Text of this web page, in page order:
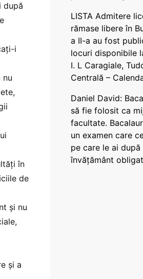
după
i
nu
în
de
şi nu
şi a
LISTA Admitere
rămase libere în
a II-a au fost
locuri disponibile
I. L Caragiale,
Centrală –
Daniel David:
să fie folosit ca
facultate.
un examen care
pe care le ai
învățământ